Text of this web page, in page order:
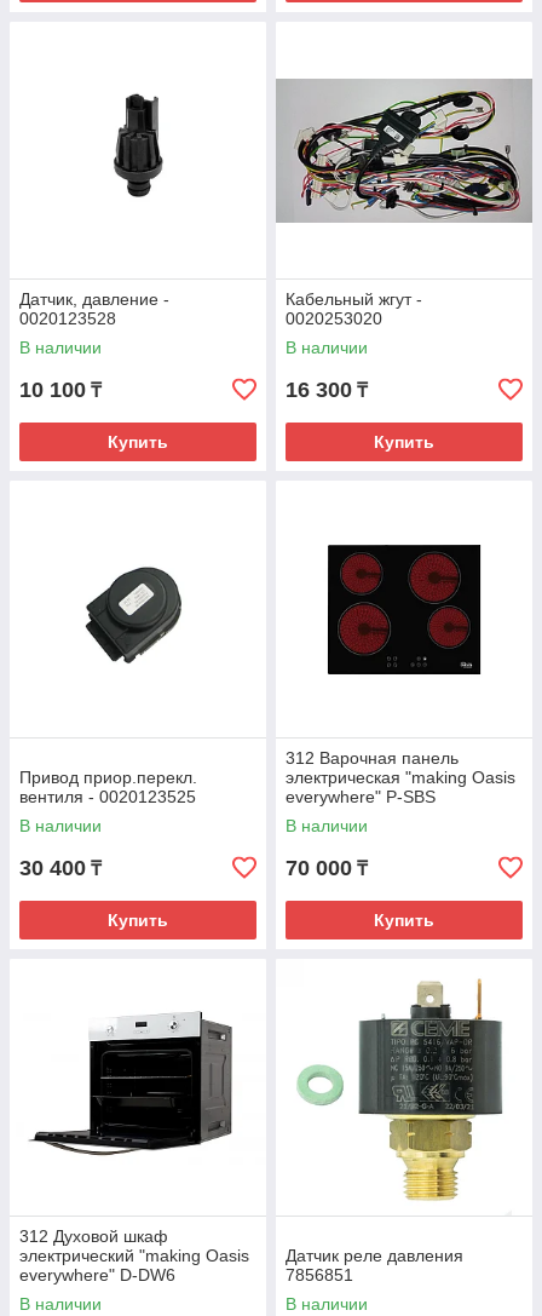
Датчик, давление -
0020123528
В наличии
10 100 ₸
Купить
Кабельный жгут -
0020253020
В наличии
16 300 ₸
Купить
Привод приор.перекл.
вентиля - 0020123525
В наличии
30 400 ₸
Купить
312 Варочная панель
электрическая "making Oasis
everywhere" P-SBS
В наличии
70 000 ₸
Купить
312 Духовой шкаф
электрический "making Oasis
everywhere" D-DW6
В наличии
Датчик реле давления
7856851
В наличии